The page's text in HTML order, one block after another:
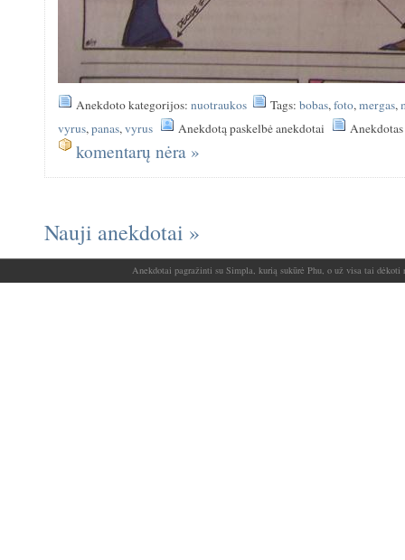
Anekdoto kategorijos:nuotraukos Tags:bobas,foto,mergas,
vyrus,panas,vyrus Anekdotą paskelbė anekdotai
komentarų nėra »
Nauji anekdotai »
Anekdotai pagražinti su Simpla, kurią sukūrė Phu, o už visa tai